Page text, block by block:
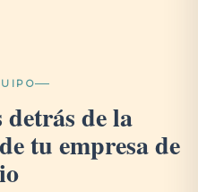
detrás de la
tu empresa de